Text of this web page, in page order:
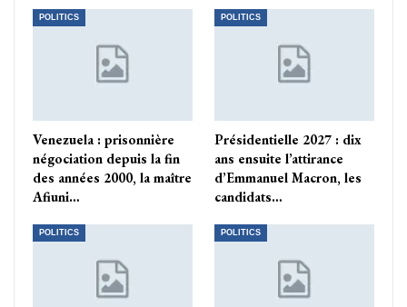
POLITICS
Venezuela : prisonnière
négociation depuis la fin
des années 2000, la maître
Afiuni…
POLITICS
Présidentielle 2027 : dix
ans ensuite l’attirance
d’Emmanuel Macron, les
candidats…
POLITICS POLITICS